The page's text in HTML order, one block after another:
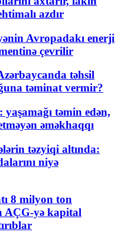
azdır
Avropadakı enerji
çevrilir
təhsil
təminat vermir?
təmin edən,
əməkhaqqı
təzyiqi altında:
niyə
8 milyon ton
AÇG-yə kapital